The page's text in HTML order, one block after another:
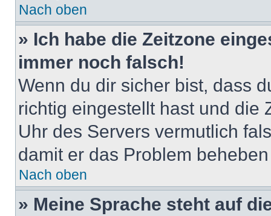
Nach oben
» Ich habe die Zeitzone
immer noch falsch!
Wenn du dir sicher bist, dass
richtig eingestellt hast und die
Uhr des Servers vermutlich
damit er das Problem
Nach oben
» Meine Sprache steht auf